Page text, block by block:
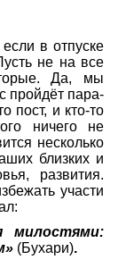
в отпуске
не на все
Да, мы
пройдёт пара-
пост, и кто-то
ничего не
несколько
близких и
развития.
участи
милостями:
(Бухари).